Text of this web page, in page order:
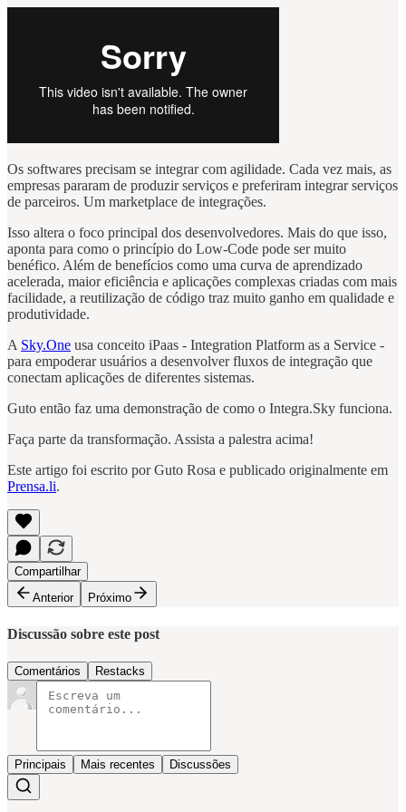
Os softwares precisam se integrar com agilidade. Cada vez mais, as
empresas pararam de produzir serviços e preferiram integrar serviços
de parceiros. Um marketplace de integrações.
Isso altera o foco principal dos desenvolvedores. Mais do que isso,
aponta para como o princípio do Low-Code pode ser muito
benéfico. Além de benefícios como uma curva de aprendizado
acelerada, maior eficiência e aplicações complexas criadas com mais
facilidade, a reutilização de código traz muito ganho em qualidade e
produtividade.
A Sky.One usa conceito iPaas - Integration Platform as a Service -
para empoderar usuários a desenvolver fluxos de integração que
conectam aplicações de diferentes sistemas.
Guto então faz uma demonstração de como o Integra.Sky funciona.
Faça parte da transformação. Assista a palestra acima!
Este artigo foi escrito por Guto Rosa e publicado originalmente em
Prensa.li.
Compartilhar
Anterior
Próximo
Discussão sobre este post
Comentários Restacks
Principais Mais recentes Discussões